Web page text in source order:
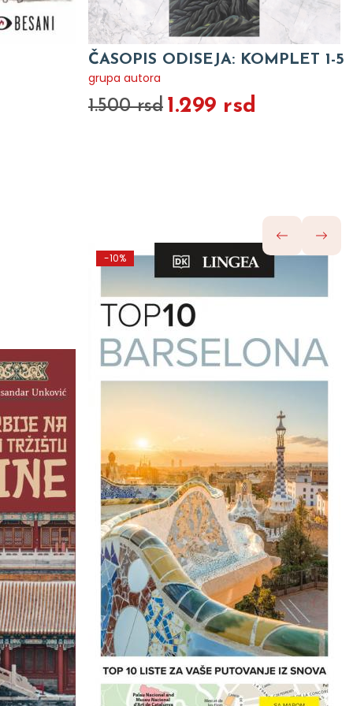
ČASOPIS ODISEJA: KOMPLET 1-5
grupa autora
1.500 rsd 1.299 rsd
-10%